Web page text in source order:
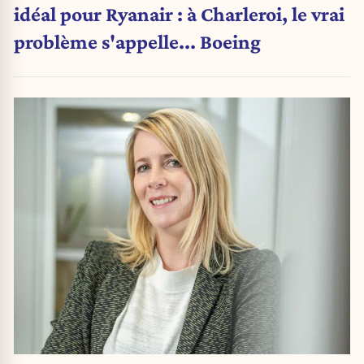
idéal pour Ryanair : à Charleroi, le vrai
problème s'appelle... Boeing